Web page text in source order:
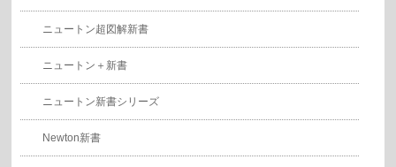
ニュートン超図解新書
ニュートン＋新書
ニュートン新書シリーズ
Newton新書